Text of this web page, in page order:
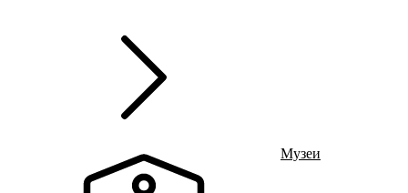
Музеи